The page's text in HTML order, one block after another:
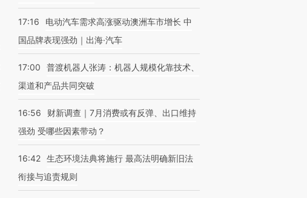
17:16
电动汽车需求高涨驱动澳洲车市增长 中
国品牌表现强劲｜出海·汽车
17:00
普渡机器人张涛：机器人规模化靠技术、
渠道和产品共同突破
16:56
财新调查｜7月消费或有反弹、出口维持
强劲 受哪些因素带动？
16:42 生态环境法典将施行 最高法明确新旧法
衔接与追责规则